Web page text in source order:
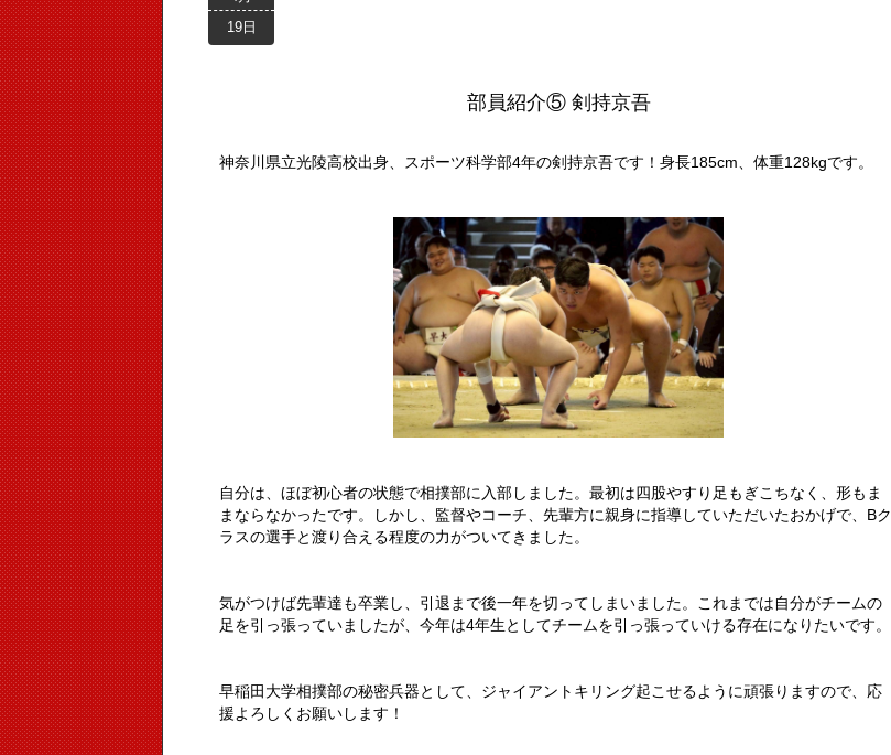
19日
部員紹介⑤ 剣持京吾
神奈川県立光陵高校出身、スポーツ科学部4年の剣持京吾です！身長185cm、体重128kgです。
自分は、ほぼ初心者の状態で相撲部に入部しました。最初は四股やすり足もぎこちなく、形もま
まならなかったです。しかし、監督やコーチ、先輩方に親身に指導していただいたおかげで、Bク
ラスの選手と渡り合える程度の力がついてきました。
気がつけば先輩達も卒業し、引退まで後一年を切ってしまいました。これまでは自分がチームの
足を引っ張っていましたが、今年は4年生としてチームを引っ張っていける存在になりたいです。
早稲田大学相撲部の秘密兵器として、ジャイアントキリング起こせるように頑張りますので、応
援よろしくお願いします！